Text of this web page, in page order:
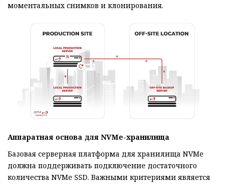
моментальных снимков и клонирования.
Аппаратная основа для NVMe-хранилища
Базовая серверная платформа для хранилища NVMe
должна поддерживать подключение достаточного
количества NVMe SSD. Важными критериями является